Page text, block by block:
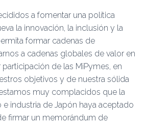
a fomentar una política
la innovación, la inclusión y la
formar cadenas de
a cadenas globales de valor en
de las MiPymes, en
objetivos y de nuestra sólida
muy complacidos que la
industria de Japón haya aceptado
firmar un memorándum de